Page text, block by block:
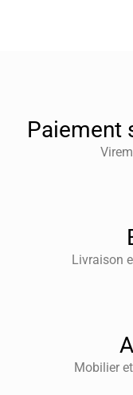
Paiement
Livraison
Mobilier